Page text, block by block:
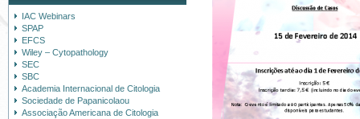
IAC Webinars
SPAP
EFCS
Wiley – Cytopathology
SEC
SBC
Academia Internacional de Citologia
Sociedade de Papanicolaou
Associação Americana de Citologia